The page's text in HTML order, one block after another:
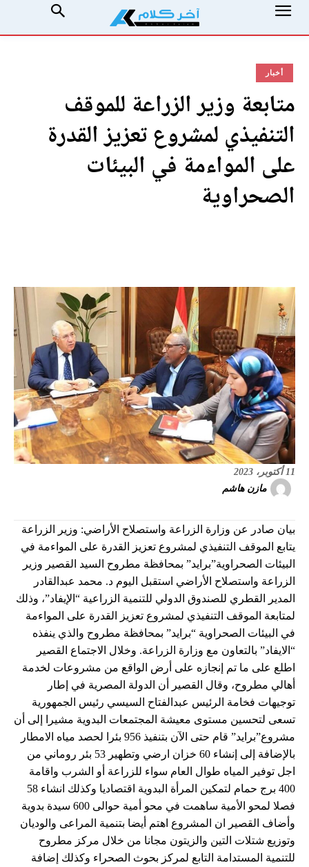
أخبار
متابعة وزير الزراعة للموقف
التنفيذي لمشروع تعزيز القدرة
على المواءمة في البيئات
الصحراوية
11 أكتوبر، 2023
مازن هاشم
بيان صادر عن وزارة الزراعة واستصلاح الأراضي: وزير الزراعة
يتابع الموقف التنفيذي لمشروع تعزيز القدرة على المواءمة في
البيئات الصحراوية”برايد” بمحافظة مطروح السيد القصير وزير
الزراعة واستصلاح الأراضي استقبل اليوم د. محمد عبدالقادر
المدير القطري للصندوق الدولي للتنمية الزراعية “الإيفاد”، وذلك
لمتابعة الموقف التنفيذي لمشروع تعزيز القدرة على المواءمة
في البيئات الصحراوية “برايد” بمحافظة مطروح والذي ينفذه
“الايفاد” بالتعاون مع وزارة الزراعة. وخلال الاجتماع القصير
اطلع على ما تم إنجازه على أرض الواقع من مشروعات لخدمة
أهالي مطروح، وقال القصير أن الدولة المصرية في إطار
توجيهات فخامة الرئيس عبدالفتاح السيسي رئيس الجمهورية
تسعى لتحسين مستوى معيشة المجتمعات البدوية مشيرا إلى أن
مشروع”برايد” قام حتى الآن بتنفيذ 956 بئرا لحصد مياه الامطار
بالإضافة إلى إنشاء 60 خزان ارضي وتطهير 53 بئر روماني من
اجل توفير المياه طوال العام سواء للزراعة أو الشرب واقامة
400 برج حمام لتمكين المرأة البدوية اقتصاديا وكذلك انشاء 58
فصلا لمحو الأمية ساهمت في محو أمية حوالى 600 سيدة بدوية
وأضاف القصير ان المشروع اهتم أيضا بتنمية المراعى والوديان
وتوزيع شتلات التين والزيتون مجانا من خلال مركز مطروح
للتنمية المستدامة التابع لمركز بحوث الصحراء وكذلك إضافة